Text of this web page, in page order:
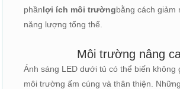
phầnlợi ích môi trườngbằng cách giảm
năng lượng tổng thể.
Môi trường nâng
Ánh sáng LED dưới tủ có thể biến không
môi trường ấm cúng và thân thiện.